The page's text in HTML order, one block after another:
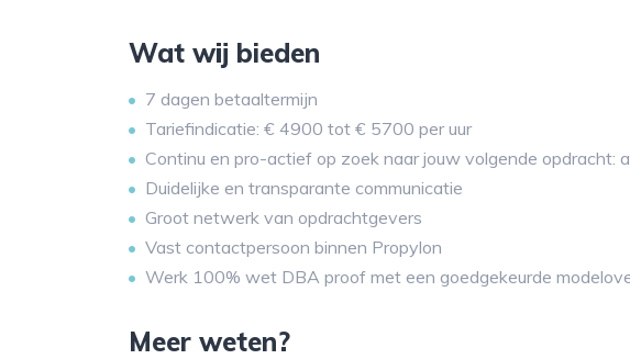
Wat wij bieden
7 dagen betaaltermijn
Tariefindicatie: € 4900 tot € 5700 per uur
Continu en pro-actief op zoek naar jouw volgende
Duidelijke en transparante communicatie
Groot netwerk van opdrachtgevers
Vast contactpersoon binnen Propylon
Werk 100% wet DBA proof met een goedgekeurde
Meer weten?